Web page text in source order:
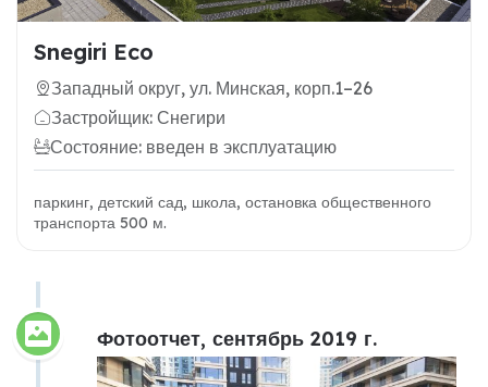
Snegiri Eco
Западный округ, ул. Минская, корп.1–26
Застройщик: Снегири
Состояние: введен в эксплуатацию
паркинг, детский сад, школа, остановка общественного
транспорта 500 м.
Фотоотчет, сентябрь 2019 г.